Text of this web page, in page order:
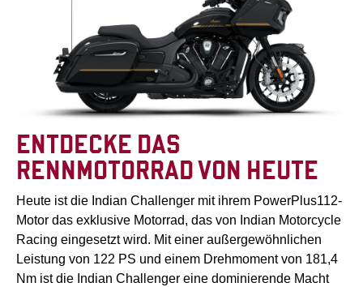
ENTDECKE DAS
RENNMOTORRAD VON HEUTE
Heute ist die Indian Challenger mit ihrem PowerPlus112-
Motor das exklusive Motorrad, das von Indian Motorcycle
Racing eingesetzt wird. Mit einer außergewöhnlichen
Leistung von 122 PS und einem Drehmoment von 181,4
Nm ist die Indian Challenger eine dominierende Macht